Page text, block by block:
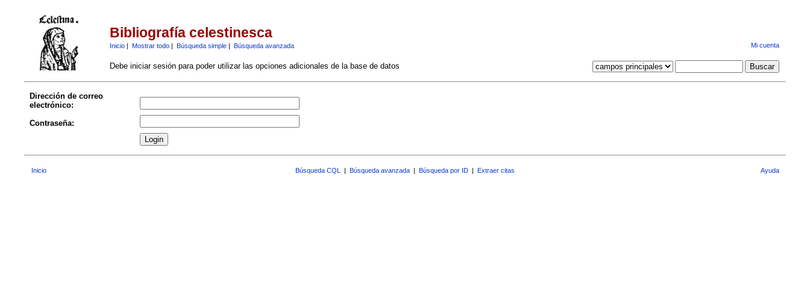
Bibliografía celestinesca
Inicio| Mostrar todo| Búsqueda simple| Búsqueda avanzada Mi cuenta
Debe iniciar sesión para poder utilizar las opciones adicionales de la base de datos
Dirección de correo
electrónico:
Contraseña:
Inicio Búsqueda CQL | Búsqueda avanzada | Búsqueda por ID | Extraer citas Ayuda